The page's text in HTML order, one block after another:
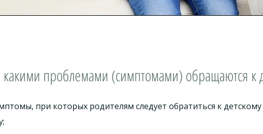
проблемами (симптомами) обращаются к
при которых родителям следует обратиться к детскому